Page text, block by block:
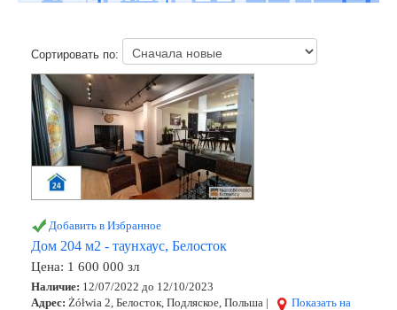
Сортировать по:
Добавить в Избранное
Дом 204 м2 - таунхаус, Белосток
Цена: 1 600 000 зл
Наличие: 12/07/2022 до 12/10/2023
Адрес: Żółwia 2, Белосток, Подляское, Польша |
Показать на